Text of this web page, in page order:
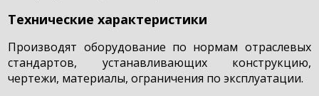
Технические характеристики
Производят оборудование по нормам отраслевых
стандартов, устанавливающих конструкцию,
чертежи, материалы, ограничения по эксплуатации.